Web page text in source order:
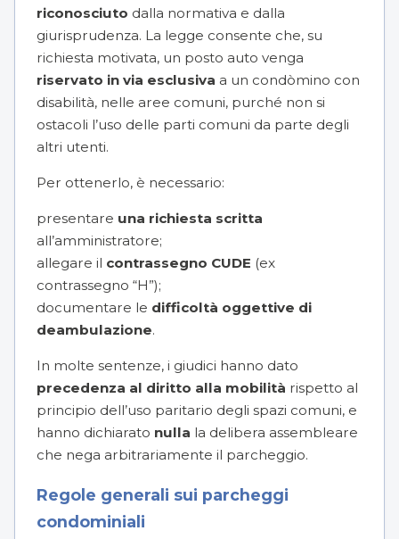
riconosciuto dalla normativa e dalla
giurisprudenza. La legge consente che, su
richiesta motivata, un posto auto venga
riservato in via esclusiva a un condòmino con
disabilità, nelle aree comuni, purché non si
ostacoli l’uso delle parti comuni da parte degli
altri utenti.
Per ottenerlo, è necessario:
presentare una richiesta scritta
all’amministratore;
allegare il contrassegno CUDE (ex
contrassegno “H”);
documentare le difficoltà oggettive di
deambulazione.
In molte sentenze, i giudici hanno dato
precedenza al diritto alla mobilità rispetto al
principio dell’uso paritario degli spazi comuni, e
hanno dichiarato nulla la delibera assembleare
che nega arbitrariamente il parcheggio.
Regole generali sui parcheggi
condominiali